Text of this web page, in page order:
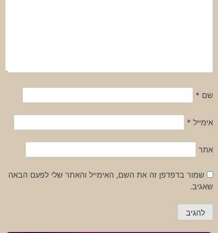
שם *
אימייל *
אתר
שמור בדפדפן זה את השם, האימייל והאתר שלי לפעם הבאה
שאגיב.